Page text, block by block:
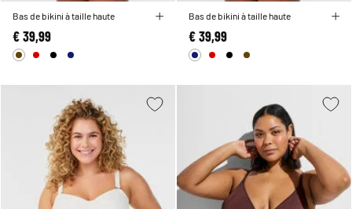
Bas de bikini à taille haute
€ 39,99
Bas de bikini à taille haute
€ 39,99